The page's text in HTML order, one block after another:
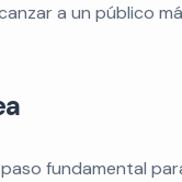
a un público
fundamental